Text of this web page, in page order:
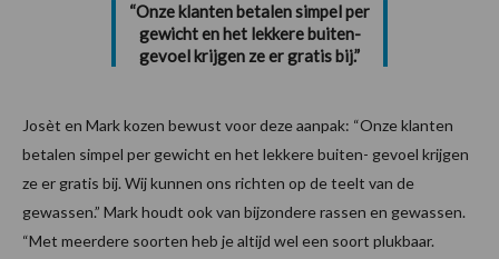
“Onze klanten betalen simpel per
gewicht en het lekkere buiten-
gevoel krijgen ze er gratis bij.”
Josèt en Mark kozen bewust voor deze aanpak: “Onze klanten
betalen simpel per gewicht en het lekkere buiten- gevoel krijgen
ze er gratis bij. Wij kunnen ons richten op de teelt van de
gewassen.” Mark houdt ook van bijzondere rassen en gewassen.
“Met meerdere soorten heb je altijd wel een soort plukbaar.